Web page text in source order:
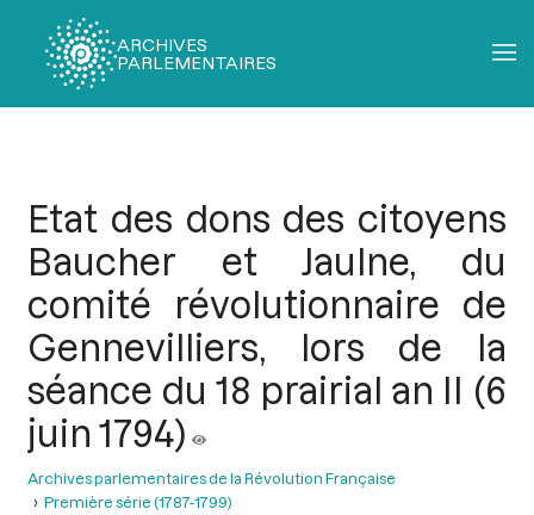
ARCHIVES
PARLEMENTAIRES
Etat des dons des citoyens
Baucher et Jaulne, du
comité révolutionnaire de
Gennevilliers, lors de la
séance du 18 prairial an II (6
juin 1794)
Archives parlementaires de la Révolution Française
Première série (1787-1799)